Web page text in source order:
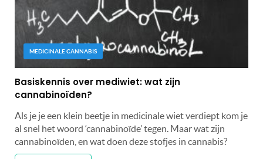
MEDICINALE CANNABIS
Basiskennis over mediwiet: wat zijn
cannabinoïden?
Als je je een klein beetje in medicinale wiet verdiept kom je
al snel het woord ‘cannabinoïde’ tegen. Maar wat zijn
cannabinoïden, en wat doen deze stofjes in cannabis?